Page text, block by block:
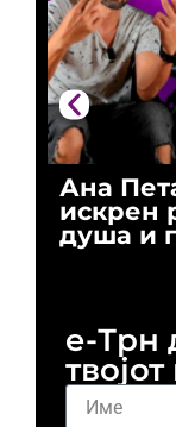
Ана
искрен
душа и
е-Трн